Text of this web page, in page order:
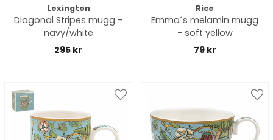
Lexington
Diagonal Stripes mugg -
navy/white
295 kr
Rice
Emma´s melamin mugg
- soft yellow
79 kr